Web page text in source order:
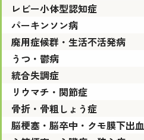
レビー小体型認知症
パーキンソン病
廃用症候群・生活不活発病
うつ・鬱病
統合失調症
リウマチ・関節症
骨折・骨粗しょう症
脳梗塞・脳卒中・クモ膜下出血